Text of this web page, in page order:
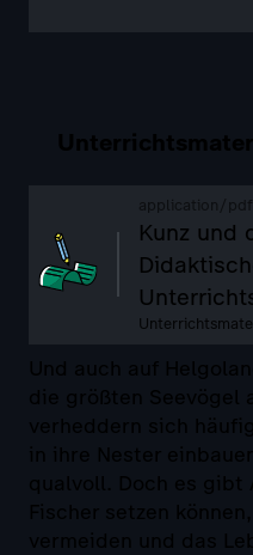
application/pdf
Kunz und
Und auch auf
die größten Seevögel
verheddern sich
in ihre Nester
qualvoll. Doch es gibt
Fischer setzen
vermeiden und das